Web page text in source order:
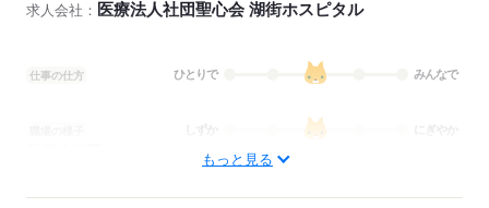
求人会社： 医療法人社団聖心会 湖街ホスピタル
仕事の仕方 ひとりで みんなで
にぎやか
もっと見る